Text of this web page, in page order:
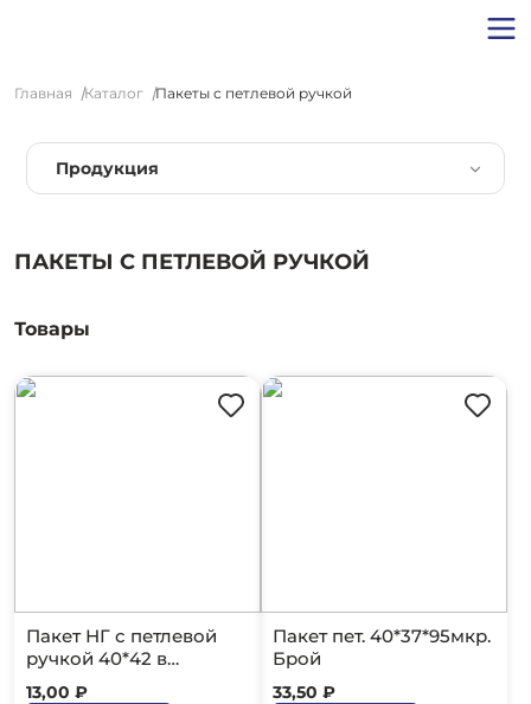
Главная Каталог Пакеты с петлевой ручкой
Продукция
ПАКЕТЫ С ПЕТЛЕВОЙ РУЧКОЙ
Товары
Пакет НГ с петлевой
ручкой 40*42 в
ассортименте
13,00 ₽
Пакет пет. 40*37*95мкр.
Брой
33,50 ₽